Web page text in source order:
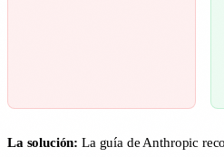
La solución: La guía de Anthropic